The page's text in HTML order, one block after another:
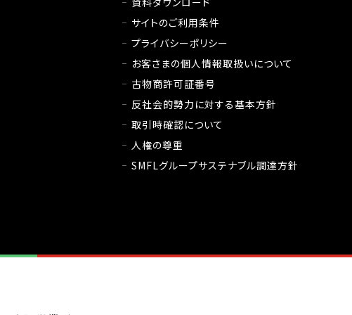
サイトのご利用条件
プライバシーポリシー
お客さまの個人情報取扱いについて
古物商許可証番号
反社会的勢力に対する基本方針
取引時確認について
人権の尊重
SMFLグループサステナブル調達方針